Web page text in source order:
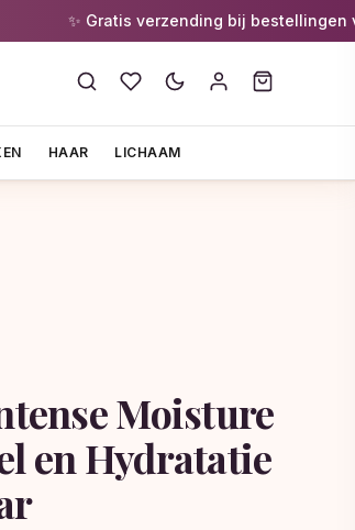
✨ Gratis verzending bij bestellingen
HAAR LICHAAM
Moisture
en Hydratatie